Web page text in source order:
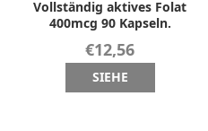
Vollständig aktives Folat
400mcg 90 Kapseln.
€12,56
SIEHE